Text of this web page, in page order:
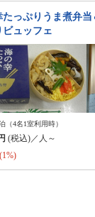
たっぷりうま煮弁
ビュッフェ
（4名1室利用時）
(税込)／人～